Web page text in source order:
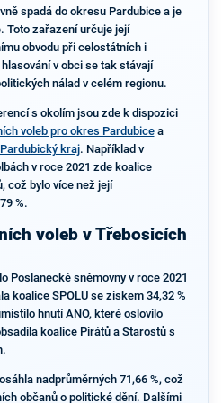
spadá do okresu Pardubice a je
Toto zařazení určuje její
obvodu při celostátních i
v obci se tak stávají
nálad v celém regionu.
s okolím jsou zde k dispozici
voleb pro okres Pardubicea
kraj. Například v
v roce 2021 zde koalice
což bylo více než její
%.
voleb v Třebosicích
Poslanecké sněmovny v roce 2021
koalice SPOLU se ziskem 34,32 %
hnutí ANO, které oslovilo
koalice Pirátů a Starostů s
nadprůměrných 71,66 %, což
občanů o politické dění. Dalšími